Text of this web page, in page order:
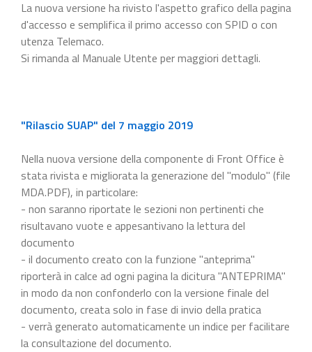
La nuova versione ha rivisto l'aspetto grafico della pagina
d'accesso e semplifica il primo accesso con SPID o con
utenza Telemaco.
Si rimanda al Manuale Utente per maggiori dettagli.
"Rilascio SUAP" del 7 maggio 2019
Nella nuova versione della componente di Front Office è
stata rivista e migliorata la generazione del "modulo" (file
MDA.PDF), in particolare:
- non saranno riportate le sezioni non pertinenti che
risultavano vuote e appesantivano la lettura del
documento
- il documento creato con la funzione "anteprima"
riporterà in calce ad ogni pagina la dicitura "ANTEPRIMA"
in modo da non confonderlo con la versione finale del
documento, creata solo in fase di invio della pratica
- verrà generato automaticamente un indice per facilitare
la consultazione del documento.